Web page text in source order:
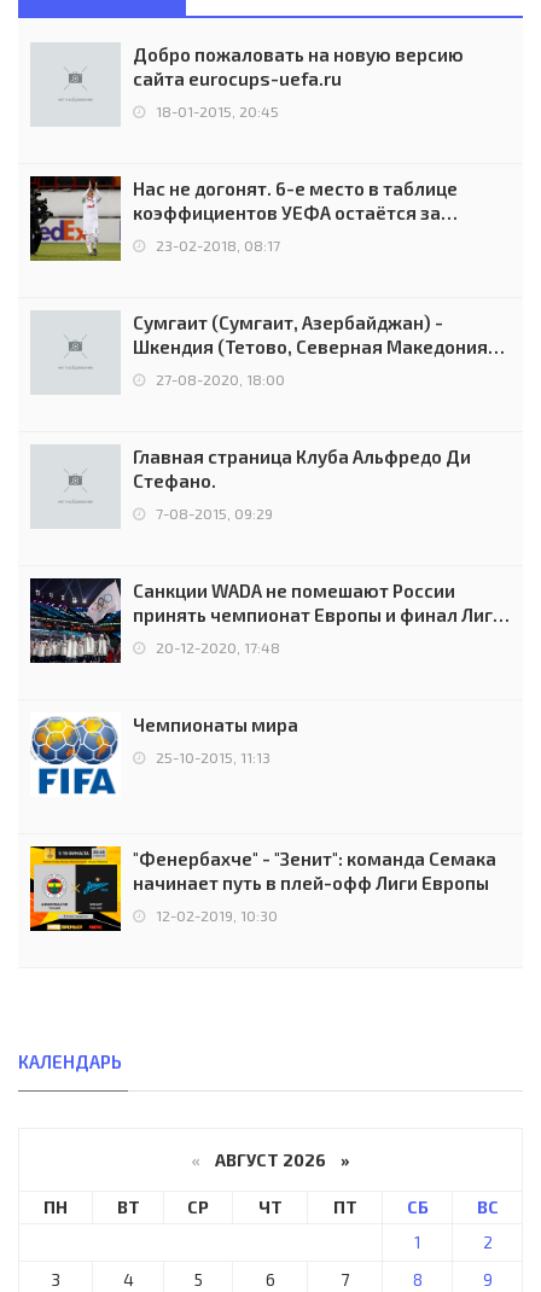
Добро пожаловать на новую версию
сайта eurocups-uefa.ru
18-01-2015, 20:45
Нас не догонят. 6-е место в таблице
коэффициентов УЕФА остаётся за
Россией
23-02-2018, 08:17
Сумгаит (Сумгаит, Азербайджан) -
Шкендия (Тетово, Северная Македония) -
0:2 (0:0)
27-08-2020, 18:00
Главная страница Клуба Альфредо Ди
Стефано.
7-08-2015, 09:29
Санкции WADA не помешают России
принять чемпионат Европы и финал Лиги
чемпионов.
20-12-2020, 17:48
Чемпионаты мира
25-10-2015, 11:13
"Фенербахче" - "Зенит": команда Семака
начинает путь в плей-офф Лиги Европы
12-02-2019, 10:30
КАЛЕНДАРЬ
« АВГУСТ 2026 »
ПН ВТ СР ЧТ ПТ СБ
ВС
1
2
3
4 5 6 7 8
9